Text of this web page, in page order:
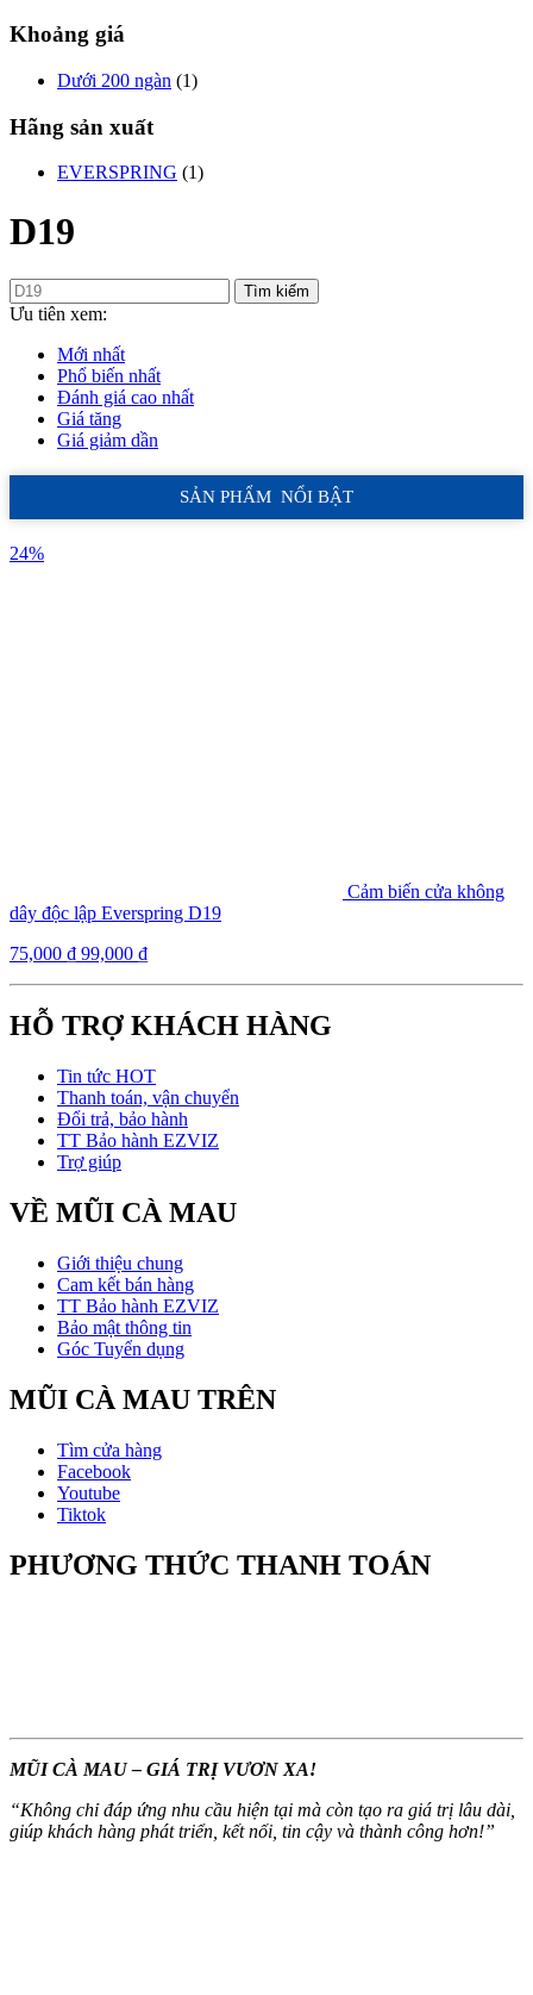
Khoảng giá
Dưới 200 ngàn (1)
Hãng sản xuất
EVERSPRING (1)
D19
Tìm kiếm
Ưu tiên xem:
Mới nhất
Phổ biến nhất
Đánh giá cao nhất
Giá tăng
Giá giảm dần
SẢN PHẨM NỔI BẬT
24%
Cảm biến cửa không
dây độc lập Everspring D19
75,000 ₫ 99,000 ₫
HỖ TRỢ KHÁCH HÀNG
Tin tức HOT
Thanh toán, vận chuyển
Đổi trả, bảo hành
TT Bảo hành EZVIZ
Trợ giúp
VỀ MŨI CÀ MAU
Giới thiệu chung
Cam kết bán hàng
TT Bảo hành EZVIZ
Bảo mật thông tin
Góc Tuyển dụng
MŨI CÀ MAU TRÊN
Tìm cửa hàng
Facebook
Youtube
Tiktok
PHƯƠNG THỨC THANH TOÁN
MŨI CÀ MAU – GIÁ TRỊ VƯƠN XA!
“Không chỉ đáp ứng nhu cầu hiện tại mà còn tạo ra giá trị lâu dài,
giúp khách hàng phát triển, kết nối, tin cậy và thành công hơn!”